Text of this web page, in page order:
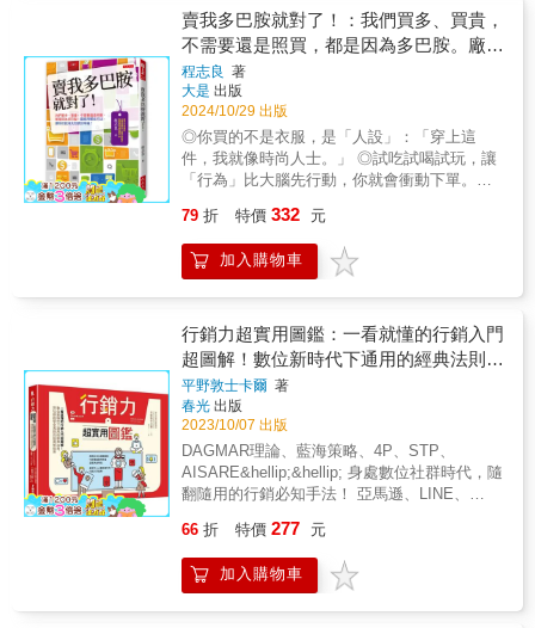
營收達2400萬日圓。▍誰需要這本書？📖市場
行銷、後勤工作人員、人資 → 不再賣命工作領
低薪📖產品企畫和開發員 → 不再推出產品沒利
潤📖銷售人員 → 不再提供服務做白工📖高階管
理人 → 用最少的成本，創造最大價值◤讀者好
評◢🌟「如果不希望公司陷入價格競爭、獲利
減少的話一定要熟讀本書！價值來自顧客的主
觀感受，如何做好訪談與賣場調查，精準鎖定
顧客需求，大推書中介紹的方法！」🌟「推薦
給很難接觸『最終消費者』的工作人。能幫助
你看見顧客在乎的『點』，以及自己能提供什
麼樣的附加價值，至少我從書中得到了能應用
在工作上的方法。」🌟「正當我在思索自己的
斯工作時的實例來說明，讓我終於明白為創意
點子賦予價值了。」🌟「最初只是對基恩斯感
到好奇，因為這間公司的一般員工年薪就有2千
萬日幣……。作者在書中分享了如何創造附加
價值的方法，就連業務上的溝通技巧也讓我獲
益良多，讓我也想設法提升自己個人的附加價
值。」🌟「很久沒遇上這麼『物超所值』的書
了！我本身從事醫療服務頁，從書中得到不少
啟發。本書特色：【重點1】如何做出讓顧客
「感動」的商品或服務。【重點2】三大基恩斯
加價值。
Marketing）架構與心占行銷策略。科特勒指
出，未來行銷的競爭，不再只是曝光競爭，而
是誰更能理解人類如何處理資訊、形成記憶、
建立信任，並做出選擇。為此，他提出核心架
構——認知羅盤（Cognitive Compass），透過
認知地圖（Cognitive Map），解析驅動人類決
策的三套系統：負責篩選資訊的注意腦、建立
信任與認同的社會腦，以及評估價值與報酬的
Quadrants），將心智洞察轉化為品牌敘事、價
新設計消費者決策路徑。在本書中，科特勒結
合最新科技趨勢、認知科學與全球企業案例，
幫助行銷人、品牌經營者與企業決策者，回應
AI時代最關鍵的五大挑戰：● 內容愈來愈多，
為什麼消費者卻愈來愈無感？──透過三大心智
入口，真正進入顧客決策核心。● 品牌愈來愈
同質化，如何重新建立差異？──運用三套品牌
敘事公式，打造真實且具共感的品牌故事。●
價格戰打到沒有利潤，還能怎麼做？──透過價
值方程式，建立無法被取代的價值主張。● 高
流量卻低轉單，問題到底出在哪裡？──依據認
知地圖，重新設計消費者決策流程。● 顧客忠
誠度持續下降，如何讓品牌被記住？──運用體
驗設計原則，創造長期品牌資產。當所有企業
都能取得相同的數據、使用相同的AI工具，真
正的競爭優勢，將不再只來自技術，而來自對
核心、四關卡、十七元」的系統性架構，涵蓋
定位、溝通、信用、客群等面向，全面解析品
牌價值如何永續增長。▍攻守兼備經營策略不
只強調增長，更要注重守備！強化市場評核與
風險管理，打造品牌價值增長的永續防線。▍
數據模型剖析勝率導入超維數據模型與北極星
指標，讓數據體現價值，評估市場動態與策略
效益。▍多元場景實際應用針對B2B、新創與
中小企業等不同情境，提供具體操作策略與應
用場景。無論你是正在尋求突破的創業者，還
察市場、制定策略、提升勝率的關鍵利器。現
在就翻開本書，建立專屬於你的全局思維，為
品牌打造價值永續增長的超強競爭力！專文推
忠／Footer創辦人蔡佳芬／醫師、璞之妍醫美
集團創辦人（依姓氏筆劃排序）超讚推薦
──Eugenia叡一／EU學院創辦人Wawa／法樂
數位聯合創辦人三分鐘／行銷在學中 Lynn吳
相勳／元智大學終身教育部主任林明樟（MJ）
／超級數字力、GA黃金甲品牌創辦人孫治華／
策略思維商學院院長鄭俊德／閱讀人社群主編
蘇書平／先行智庫執行長（依首字筆劃排序）
把所有觀點、概念捆紮成有高度的整體論述，
欠缺此種實打實、硬碰硬的全局觀。我肯定要
大力推薦，希望它在業界掀起風浪，讓更多抄
捷徑的人走回康莊大道，幫更多躺在淺水區的
賣我多巴胺就對了！：我們買多、買貴，
不需要還是照買，都是因為多巴胺。廠商
用哪些方法，讓你的錢消失但感到幸福？
程志良 著
大是 出版
2024/10/29 出版
◎你買的不是衣服，是「人設」：「穿上這
件，我就像時尚人士。」 ◎試吃試喝試玩，讓
「行為」比大腦先行動，你就會衝動下單。
子」，聽到「你」，馬上對號入座。 ◎「鞋子
尺碼不全，降價30%」，價格太誘人，就算沒
有你的尺碼還是照買？ 不斷告訴自己別再滑手
重複參加抽獎？ 因為我們不是大腦的主人，多
巴胺才是。 作者程志良作為用戶行為專家， 暢
銷書《成癮：如何設計讓人上癮的產品、品牌
和觀念》的作者， 鑽研大腦與消費行為已有十
餘年。 什麼是多巴胺？多巴胺是一種神經傳導
機制，也稱為天然的行動催化劑。 很多時候，
我們明明買多了、買貴了，還覺得自己爽到、
賺到？ 先別怪自己，一切都是因為多巴胺發揮
作用了。 ◎因為多巴胺，「你」總是被對號入
子」，聽到跟自己相關， 「你」馬上對號入
座。這就是多巴胺的預期心理。 「這款化妝品
特別適合皮膚白皙的美女使用」 一旦產生
79 折 特價 332 元
加入購物車
行銷力超實用圖鑑：一看就懂的行銷入門
超圖解！數位新時代下通用的經典法則，
到社群經營全蒐錄的超圖解指南
平野敦士卡爾 著
春光 出版
2023/10/07 出版
DAGMAR理論、藍海策略、4P、STP、
AISARE&hellip;&hellip; 身處數位社群時代，隨
翻隨用的行銷必知手法！ 亞馬遜、LINE、
界的技術大全 如何讓商品「賣到翻過去」的技
巧，本書一網打盡！ ★超圖解★清楚介紹各式
各樣的銷售策略 提供88項方法概念 即使從未學
66 折 特價 277 元
加入購物車